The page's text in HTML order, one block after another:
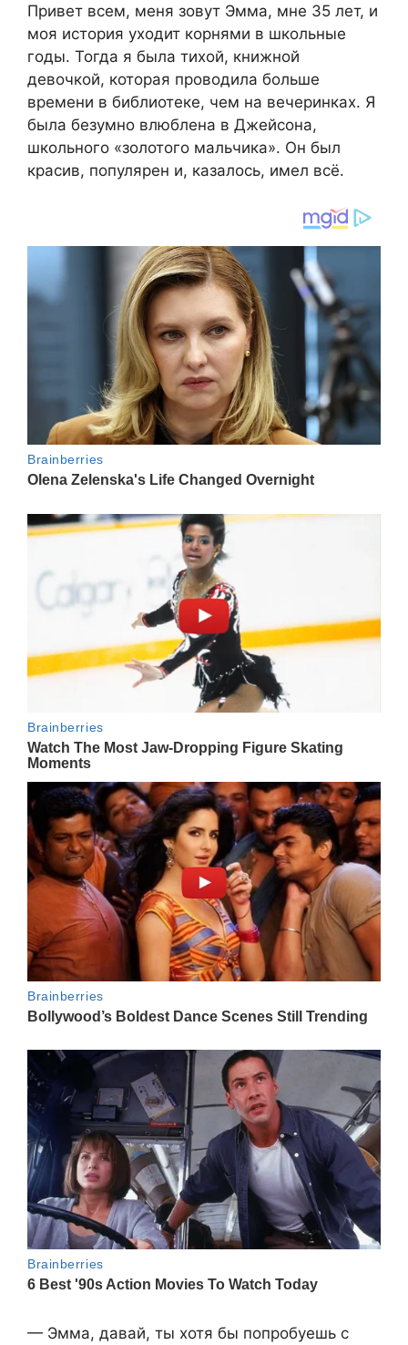
Привет всем, меня зовут Эмма, мне 35 лет, и
моя история уходит корнями в школьные
годы. Тогда я была тихой, книжной
девочкой, которая проводила больше
времени в библиотеке, чем на вечеринках. Я
была безумно влюблена в Джейсона,
школьного «золотого мальчика». Он был
красив, популярен и, казалось, имел всё.
— Эмма, давай, ты хотя бы попробуешь с